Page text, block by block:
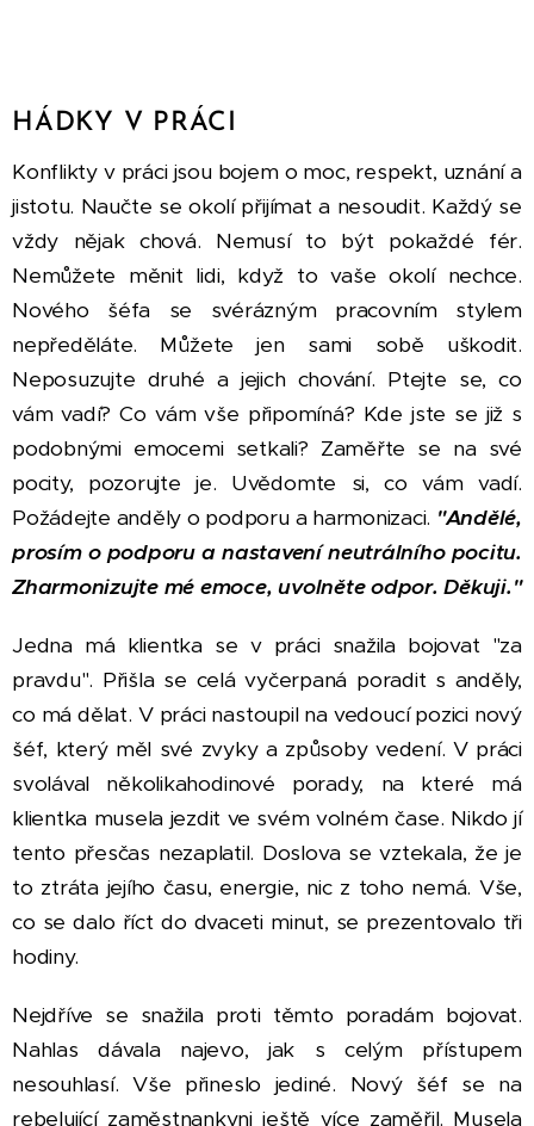
HÁDKY V PRÁCI
Konflikty v práci jsou bojem o moc, respekt, uznání a
jistotu. Naučte se okolí přijímat a nesoudit. Každý se
vždy nějak chová. Nemusí to být pokaždé fér.
Nemůžete měnit lidi, když to vaše okolí nechce.
Nového šéfa se svérázným pracovním stylem
nepředěláte. Můžete jen sami sobě uškodit.
Neposuzujte druhé a jejich chování. Ptejte se, co
vám vadí? Co vám vše připomíná? Kde jste se již s
podobnými emocemi setkali? Zaměřte se na své
pocity, pozorujte je. Uvědomte si, co vám vadí.
Požádejte anděly o podporu a harmonizaci. "Andělé,
prosím o podporu a nastavení neutrálního pocitu.
Zharmonizujte mé emoce, uvolněte odpor. Děkuji."
Jedna má klientka se v práci snažila bojovat "za
pravdu". Přišla se celá vyčerpaná poradit s anděly,
co má dělat. V práci nastoupil na vedoucí pozici nový
šéf, který měl své zvyky a způsoby vedení. V práci
svolával několikahodinové porady, na které má
klientka musela jezdit ve svém volném čase. Nikdo jí
tento přesčas nezaplatil. Doslova se vztekala, že je
to ztráta jejího času, energie, nic z toho nemá. Vše,
co se dalo říct do dvaceti minut, se prezentovalo tři
hodiny.
Nejdříve se snažila proti těmto poradám bojovat.
Nahlas dávala najevo, jak s celým přístupem
nesouhlasí. Vše přineslo jediné. Nový šéf se na
rebelující zaměstnankyni ještě více zaměřil. Musela